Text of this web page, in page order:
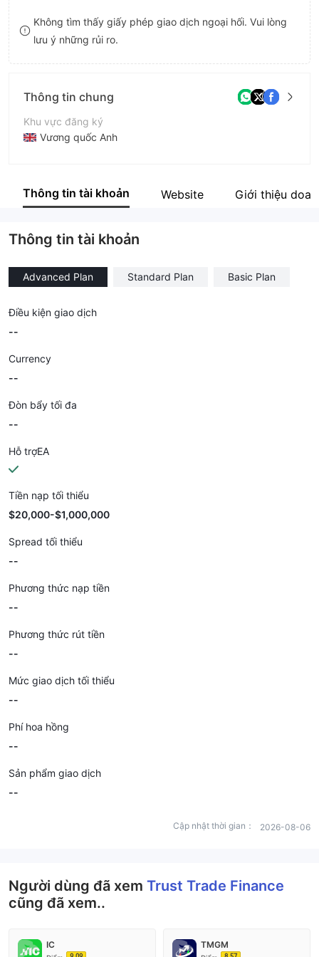
8
9
Không tìm thấy giấy phép giao dịch ngoại hối. Vui lòng
lưu ý những rủi ro.
Thông tin chung
Khu vực đăng ký
Vương quốc Anh
Tên công ty
Thông tin tài khoản Website Giới thiệu
Thông tin tài khoản
Advanced Plan Standard Plan Basic Plan
Điều kiện giao dịch
--
Currency
--
Đòn bẩy tối đa
--
Hỗ trợEA
Tiền nạp tối thiểu
$20,000-$1,000,000
Spread tối thiểu
--
Phương thức nạp tiền
--
Phương thức rút tiền
--
Mức giao dịch tối thiểu
--
Phí hoa hồng
--
Sản phẩm giao dịch
--
Cập nhật thời gian： 2026-08-06
Người dùng đã xem Trust Trade Finance
cũng đã xem..
IC TMGM